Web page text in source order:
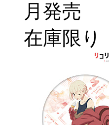
月発売
在庫限り